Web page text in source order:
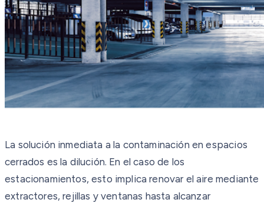
La solución inmediata a la contaminación en espacios
cerrados es la dilución. En el caso de los
estacionamientos, esto implica renovar el aire mediante
extractores, rejillas y ventanas hasta alcanzar